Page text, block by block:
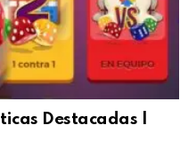
Destacadas |